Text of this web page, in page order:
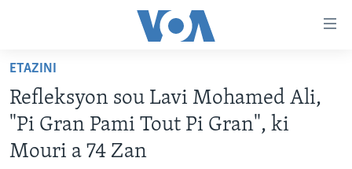
Skip
main
content
Skip
to
AYITI
LÈZETAZINI
AMERIK LATIN
ETAZINI
Refleksyon sou Lavi Mohamed Ali,
"Pi Gran Pami Tout Pi Gran", ki
Mouri a 74 Zan